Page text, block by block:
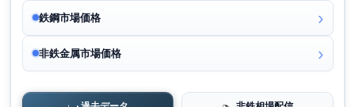
鉄鋼市場価格
非鉄金属市場価格